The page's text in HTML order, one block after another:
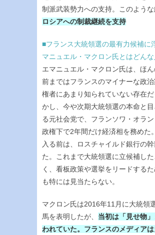
制派武装勢力への支持。このような
ロシアへの制裁継続を支持
■フランス大統領選の最有力候補に
マニュエル・マクロン氏とはどん
エマニュエル・マクロン氏は、ほん
前まではフランスのマイナーな政
権者にあまり知られていない存在だ
かし、今や次期大統領選の本命と
る元社会党で、フランソワ・オラ
政権下で2年間だけ経済相を務めた
入る前は、ロスチャイルド銀行の
た。これまで大統領選に立候補し
く、看板政策や選挙をリードする
も特には見当たらない。
マクロン氏は2016年11月に大統領
馬を表明したが、 当初は「見せ物
われていた。フランスのメディア